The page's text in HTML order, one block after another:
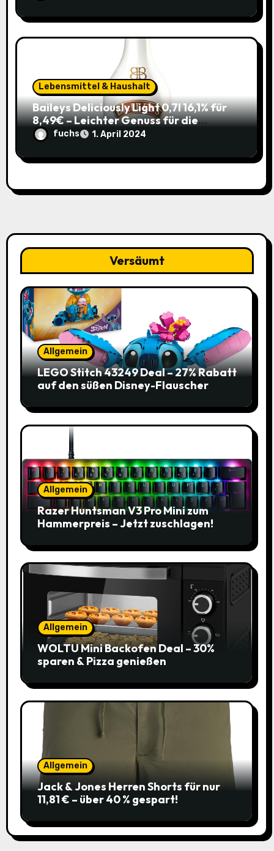
Lebensmittel & Haushalt
Baileys Deliciously Light 0,7l 16,1% für
8,49€ – Leichter Genuss für die
Sommerparty (ehem. 14,99€)
fuchs 1. April 2024
Versäumt
Allgemein
LEGO Stitch 43249 Deal – 27% Rabatt
auf den süßen Disney-Flauscher
Allgemein
Razer Huntsman V3 Pro Mini zum
Hammerpreis – Jetzt zuschlagen!
Allgemein
WOLTU Mini Backofen Deal – 30%
sparen & Pizza genießen
Allgemein
Jack & Jones Herren Shorts für nur
11,81 € – über 40 % gespart!